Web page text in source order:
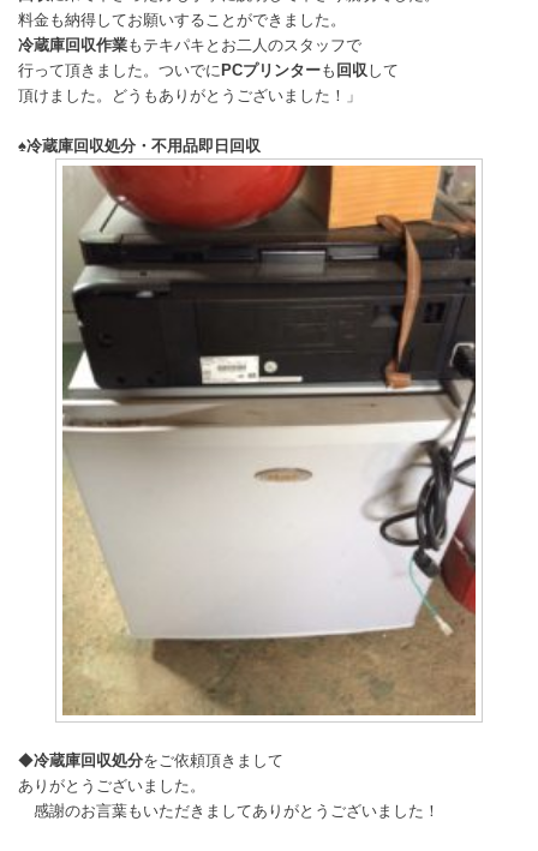
料金も納得してお願いすることができました。
冷蔵庫回収作業もテキパキとお二人のスタッフで
行って頂きました。ついでに PCプリンターも 回収して
頂けました。どうもありがとうございました！」
♠冷蔵庫回収処分・不用品即日回収
◆冷蔵庫回収処分をご依頼頂きまして
ありがとうございました。
感謝のお言葉もいただきましてありがとうございました！